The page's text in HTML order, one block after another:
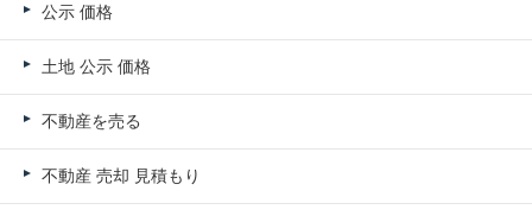
公示 価格
土地 公示 価格
不動産を売る
不動産 売却 見積もり